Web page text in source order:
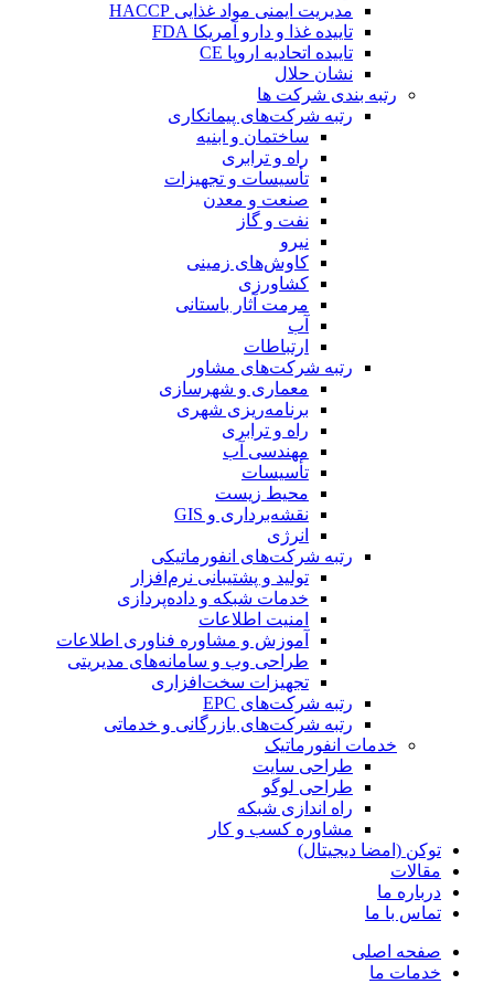
مدیریت ایمنی مواد غذایی HACCP
تاییده غذا و دارو آمریکا FDA
تاییده اتحادیه اروپا CE
نشان حلال
رتبه بندی شرکت ها
رتبه شرکت‌های پیمانکاری
ساختمان و ابنیه
راه و ترابری
تأسیسات و تجهیزات
صنعت و معدن
نفت و گاز
نیرو
کاوش‌های زمینی
کشاورزی
مرمت آثار باستانی
آب
ارتباطات
رتبه شرکت‌های مشاور
معماری و شهرسازی
برنامه‌ریزی شهری
راه و ترابری
مهندسی آب
تأسیسات
محیط زیست
نقشه‌برداری و GIS
انرژی
رتبه شرکت‌های انفورماتیکی
تولید و پشتیبانی نرم‌افزار
خدمات شبکه و داده‌پردازی
امنیت اطلاعات
آموزش و مشاوره فناوری اطلاعات
طراحی وب و سامانه‌های مدیریتی
تجهیزات سخت‌افزاری
رتبه شرکت‌های EPC
رتبه شرکت‌های بازرگانی و خدماتی
خدمات انفورماتیک
طراحی سایت
طراحی لوگو
راه اندازی شبکه
مشاوره کسب و کار
توکن (امضا دیجیتال)
مقالات
درباره ما
تماس با ما
صفحه اصلی
خدمات ما